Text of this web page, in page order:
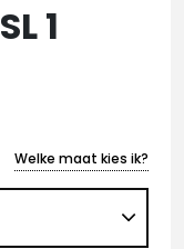
1
Welke maat kies ik?